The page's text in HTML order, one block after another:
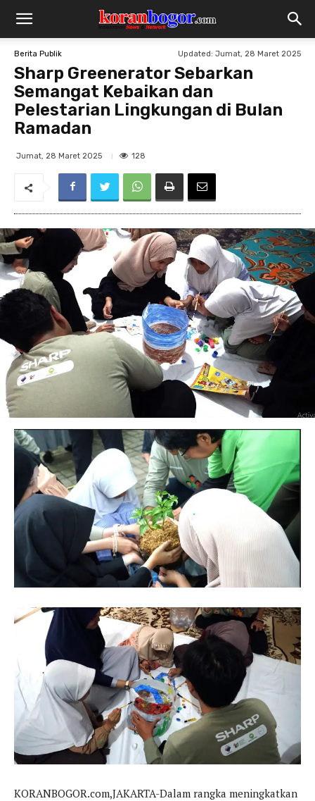
Berita Publik Updated: Jumat, 28 Maret 2025
Sharp Greenerator Sebarkan
Semangat Kebaikan dan
Pelestarian Lingkungan di Bulan
Ramadan
Jumat, 28 Maret 2025 128
KORANBOGOR.com,JAKARTA-Dalam rangka meningkatkan